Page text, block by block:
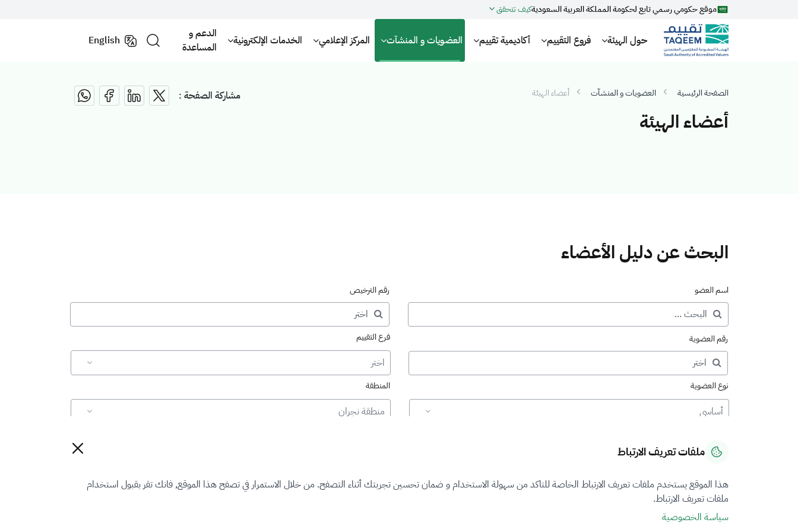
موقع حكومي رسمي تابع لحكومة المملكة العربية السعوديةكيف تتحقق
حول الهيئة فروع التقييم أكاديمية تقييم العضويات و المنشآت المركز الإعلامي الخدمات الإلكترونية
الدعم و
المساعدة
English
الصفحة الرئيسية العضويات و المنشآت أعضاء الهيئة مشاركة الصفحة :
أعضاء الهيئة
البحث عن دليل الأعضاء
اسم العضو رقم الترخيص
رقم العضوية فرع التقييم
اختر
نوع العضوية
أساسي
المنطقة
منطقة نجران
إعادة تعيين ملفات تعريف الارتباط
هذا الموقع يستخدم ملفات تعريف الارتباط الخاصة للتاكد من سهولة الاستخدام و ضمان تحسين تجربتك أثناء التصفح. من خلال الاستمرار في تصفح هذا الموقع, فانك تقر بقبول استخدام
ملفات تعريف الارتباط.
سياسة الخصوصية